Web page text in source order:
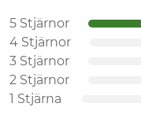
5 Stjärnor
4 Stjärnor
3 Stjärnor
2 Stjärnor
1 Stjärna